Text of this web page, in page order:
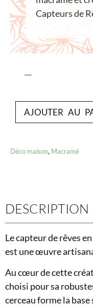
Capteurs de
AJOUTER AU
Déco maison, Macramé
Le capteur de rêves
est une œuvre
Au cœur de cette
choisi pour sa
cerceau forme la